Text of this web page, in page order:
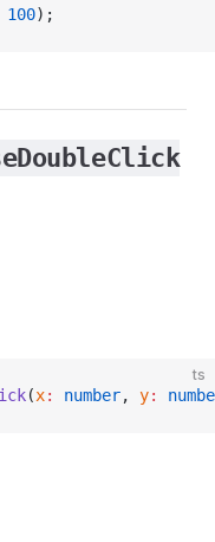
100);
ts
(x: number, y: